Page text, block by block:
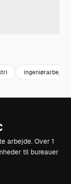
ingeniørarbejde
arbejde. Over 1
til bureauer